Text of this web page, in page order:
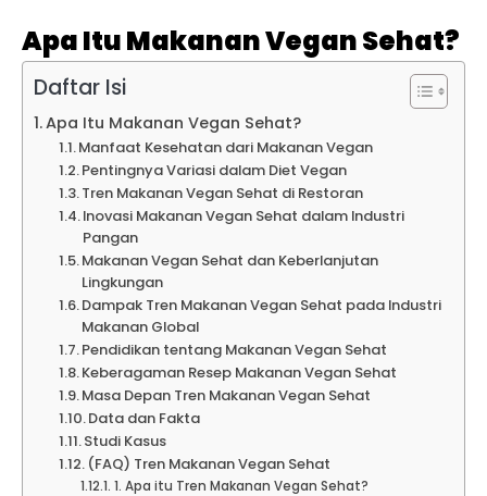
Apa Itu Makanan Vegan Sehat?
Daftar Isi
Apa Itu Makanan Vegan Sehat?
Manfaat Kesehatan dari Makanan Vegan
Pentingnya Variasi dalam Diet Vegan
Tren Makanan Vegan Sehat di Restoran
Inovasi Makanan Vegan Sehat dalam Industri
Pangan
Makanan Vegan Sehat dan Keberlanjutan
Lingkungan
Dampak Tren Makanan Vegan Sehat pada Industri
Makanan Global
Pendidikan tentang Makanan Vegan Sehat
Keberagaman Resep Makanan Vegan Sehat
Masa Depan Tren Makanan Vegan Sehat
Data dan Fakta
Studi Kasus
(FAQ) Tren Makanan Vegan Sehat
1. Apa itu Tren Makanan Vegan Sehat?